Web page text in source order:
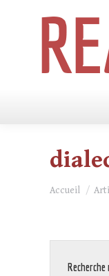
Vous êtes ici :
Accueil
Recherche